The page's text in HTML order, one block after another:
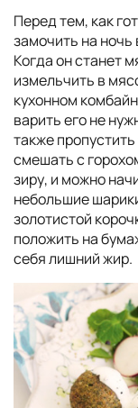
Перед тем, как
замочить на
Когда он станет
измельчить в
кухонном
варить его не
также
смешать с
зиру, и можно
небольшие
золотистой
положить на
себя лишний жир.